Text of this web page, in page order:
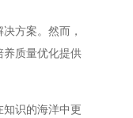
方案。然而，
养质量优化提供
识的海洋中更